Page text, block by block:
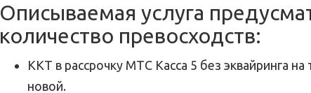
Описываемая услуга
количество превосходств:
ККТ в рассрочку МТС Касса 5 без эквайринга
новой.